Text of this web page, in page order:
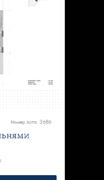
Номер лота: 3686